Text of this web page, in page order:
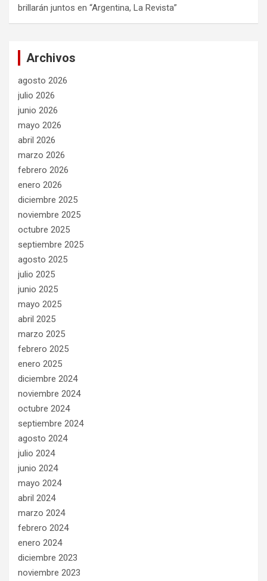
brillarán juntos en “Argentina, La Revista”
Archivos
agosto 2026
julio 2026
junio 2026
mayo 2026
abril 2026
marzo 2026
febrero 2026
enero 2026
diciembre 2025
noviembre 2025
octubre 2025
septiembre 2025
agosto 2025
julio 2025
junio 2025
mayo 2025
abril 2025
marzo 2025
febrero 2025
enero 2025
diciembre 2024
noviembre 2024
octubre 2024
septiembre 2024
agosto 2024
julio 2024
junio 2024
mayo 2024
abril 2024
marzo 2024
febrero 2024
enero 2024
diciembre 2023
noviembre 2023